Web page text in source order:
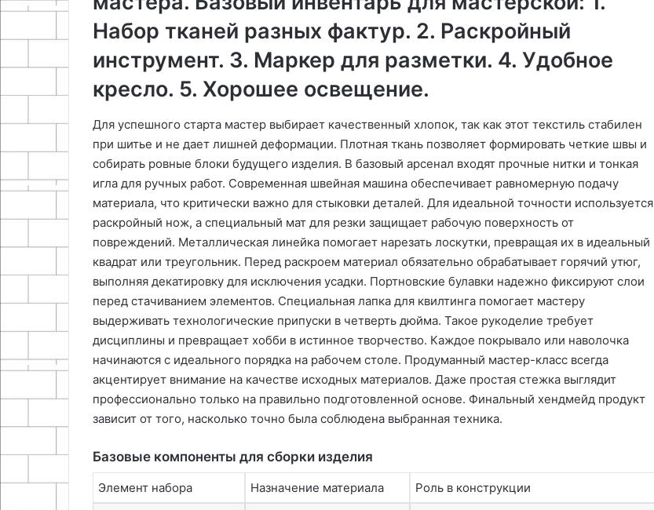
Набор тканей разных фактур. 2. Раскройный
инструмент. 3. Маркер для разметки. 4. Удобное
кресло. 5. Хорошее освещение.
Для успешного старта мастер выбирает качественный хлопок, так как этот текстиль стабилен
при шитье и не дает лишней деформации. Плотная ткань позволяет формировать четкие швы и
собирать ровные блоки будущего изделия. В базовый арсенал входят прочные нитки и тонкая
игла для ручных работ. Современная швейная машина обеспечивает равномерную подачу
материала, что критически важно для стыковки деталей. Для идеальной точности используется
раскройный нож, а специальный мат для резки защищает рабочую поверхность от
повреждений. Металлическая линейка помогает нарезать лоскутки, превращая их в идеальный
квадрат или треугольник. Перед раскроем материал обязательно обрабатывает горячий утюг,
выполняя декатировку для исключения усадки. Портновские булавки надежно фиксируют слои
перед стачиванием элементов. Специальная лапка для квилтинга помогает мастеру
выдерживать технологические припуски в четверть дюйма. Такое рукоделие требует
дисциплины и превращает хобби в истинное творчество. Каждое покрывало или наволочка
начинаются с идеального порядка на рабочем столе. Продуманный мастер-класс всегда
акцентирует внимание на качестве исходных материалов. Даже простая стежка выглядит
профессионально только на правильно подготовленной основе. Финальный хендмейд продукт
зависит от того, насколько точно была соблюдена выбранная техника.
Базовые компоненты для сборки изделия
Элемент набора Назначение материала Роль в конструкции